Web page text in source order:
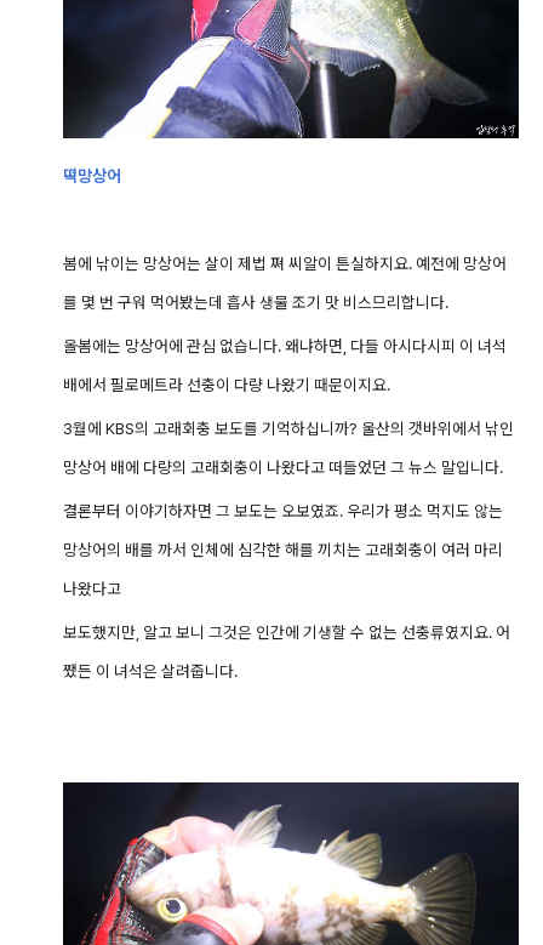
떡망상어
봄에 낚이는 망상어는 살이 제법 쪄 씨알이 튼실하지요. 예전에 망상어
를 몇 번 구워 먹어봤는데 흡사 생물 조기 맛 비스므리합니다.
올봄에는 망상어에 관심 없습니다. 왜냐하면, 다들 아시다시피 이 녀석
배에서 필로메트라 선충이 다량 나왔기 때문이지요.
3월에 KBS의 고래회충 보도를 기억하십니까? 울산의 갯바위에서 낚인
망상어 배에 다량의 고래회충이 나왔다고 떠들었던 그 뉴스 말입니다.
결론부터 이야기하자면 그 보도는 오보였죠. 우리가 평소 먹지도 않는
망상어의 배를 까서 인체에 심각한 해를 끼치는 고래회충이 여러 마리
나왔다고
보도했지만, 알고 보니 그것은 인간에 기생할 수 없는 선충류였지요. 어
쨌든 이 녀석은 살려줍니다.